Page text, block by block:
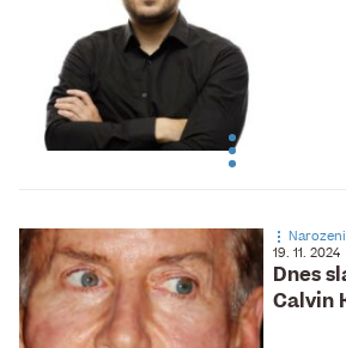
Dnes
Calvin
19. 11. 2024